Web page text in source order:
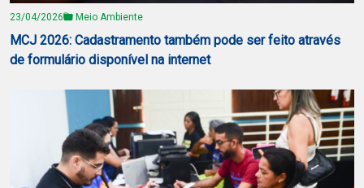
23/04/2026 Meio Ambiente
MCJ 2026: Cadastramento também pode ser feito através
de formulário disponível na internet